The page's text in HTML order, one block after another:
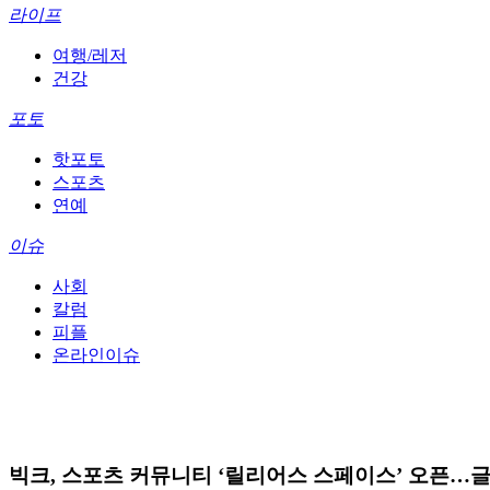
라이프
여행/레저
건강
포토
핫포토
스포츠
연예
이슈
사회
칼럼
피플
온라인이슈
빅크, 스포츠 커뮤니티 ‘릴리어스 스페이스’ 오픈…